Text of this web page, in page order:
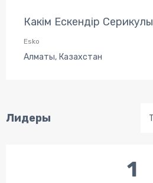
Какім Ескендір Серикулы
Esko
Алматы, Казахстан
Лидеры
1